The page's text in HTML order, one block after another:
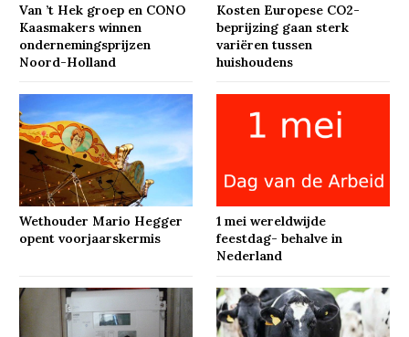
Van ’t Hek groep en CONO
Kaasmakers winnen
ondernemingsprijzen
Noord-Holland
Kosten Europese CO2-
beprijzing gaan sterk
variëren tussen
huishoudens
Wethouder Mario Hegger
opent voorjaarskermis
1 mei wereldwijde
feestdag- behalve in
Nederland